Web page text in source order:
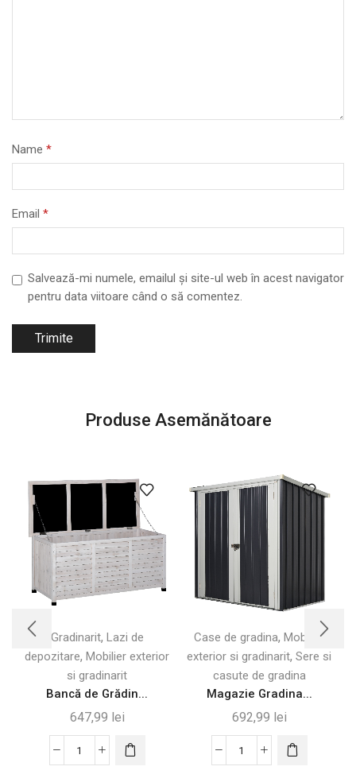
Name *
Email *
Salvează-mi numele, emailul și site-ul web în acest navigator
pentru data viitoare când o să comentez.
Produse Asemănătoare
Gradinarit, Lazi de
depozitare, Mobilier exterior
si gradinarit
Bancă de Grădin...
647,99 lei
Cantitate
Case de gradina, Mobilier
exterior si gradinarit, Sere si
casute de gradina
Magazie Gradina...
692,99 lei
Cantitate